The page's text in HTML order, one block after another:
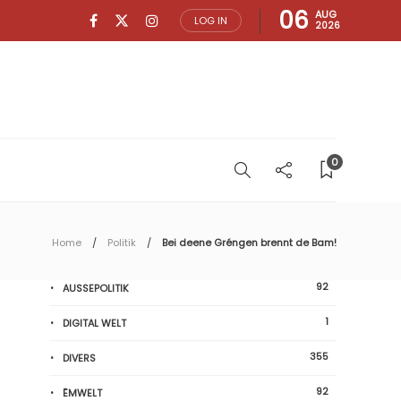
LOG IN 06 AUG
2026
0
Home Politik Bei deene Gréngen brennt de Bam!
AUSSEPOLITIK 92
DIGITAL WELT 1
DIVERS 355
ËMWELT 92